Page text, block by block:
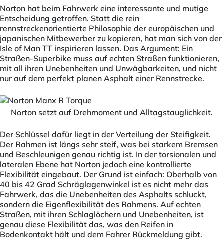
Norton hat beim Fahrwerk eine interessante und mutige
Entscheidung getroffen. Statt die rein
rennstreckenorientierte Philosophie der europäischen und
japanischen Mitbewerber zu kopieren, hat man sich von der
Isle of Man TT inspirieren lassen. Das Argument: Ein
Straßen-Superbike muss auf echten Straßen funktionieren,
mit all ihren Unebenheiten und Unwägbarkeiten, und nicht
nur auf dem perfekt planen Asphalt einer Rennstrecke.
Norton setzt auf Drehmoment und Alltagstauglichkeit.
Der Schlüssel dafür liegt in der Verteilung der Steifigkeit.
Der Rahmen ist längs sehr steif, was bei starkem Bremsen
und Beschleunigen genau richtig ist. In der torsionalen und
lateralen Ebene hat Norton jedoch eine kontrollierte
Flexibilität eingebaut. Der Grund ist einfach: Oberhalb von
40 bis 42 Grad Schräglagenwinkel ist es nicht mehr das
Fahrwerk, das die Unebenheiten des Asphalts schluckt,
sondern die Eigenflexibilität des Rahmens. Auf echten
Straßen, mit ihren Schlaglöchern und Unebenheiten, ist
genau diese Flexibilität das, was den Reifen in
Bodenkontakt hält und dem Fahrer Rückmeldung gibt.